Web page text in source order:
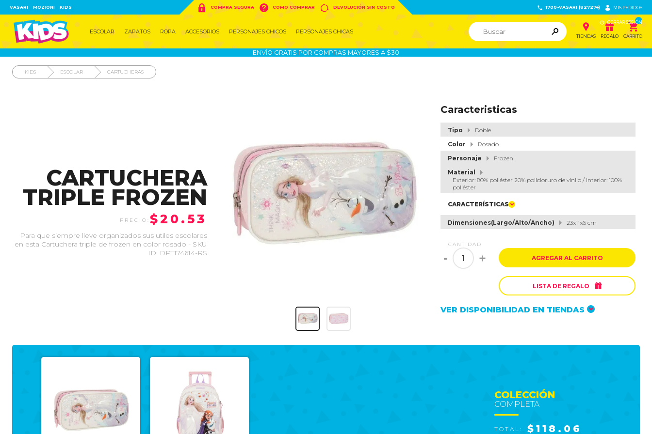
VASARI MOZIONI KIDS  COMPRA SEGURA  COMO COMPRAR  DEVOLUCIÓN SIN COSTO  1700-VASARI (827274)  MIS PEDIDOS
 CERRAR SESIÓN
ESCOLAR ZAPATOS ROPA ACCESORIOS PERSONAJES CHICOS PERSONAJES CHICAS  
TIENDAS

REGALO
ຐ
CARRITO
ENVÍO GRATIS POR COMPRAS MAYORES A $30
KIDS ESCOLAR CARTUCHERAS
CARTUCHERA
TRIPLE FROZEN
$20.53
Para que siempre lleve organizados sus utiles escolares
en esta Cartuchera triple de frozen en color rosado - SKU
ID: DPT174614-RS
Caracteristicas
Tipo
Doble
Color
Rosado
Personaje
Frozen
Material
Exterior: 80% poliéster 20% policloruro de vinilo / Interior: 100%
poliéster
CARACTERÍSTICAS
Dimensiones(Largo/Alto/Ancho) 23x11x6 cm
CANTIDAD
- + AGREGAR AL CARRITO
LISTA DE REGALO 
VER DISPONIBILIDAD EN TIENDAS
COLECCIÓN
COMPLETA
TOTAL: $118.06